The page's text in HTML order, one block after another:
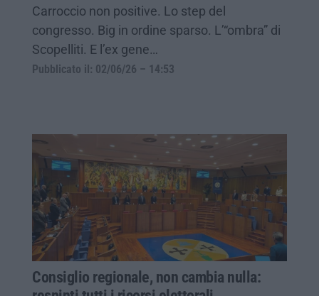
Carroccio non positive. Lo step del
congresso. Big in ordine sparso. L’“ombra” di
Scopelliti. E l’ex gene…
Pubblicato il: 02/06/26 – 14:53
Consiglio regionale, non cambia nulla: